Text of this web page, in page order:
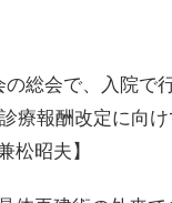
総会で、入院で
療報酬改定に向
松昭夫】